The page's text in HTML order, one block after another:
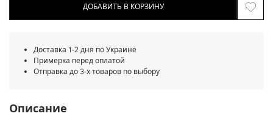
ДОБАВИТЬ В КОРЗИНУ
Доставка 1-2 дня по Украине
Примерка перед оплатой
Отправка до 3-х товаров по выбору
Описание